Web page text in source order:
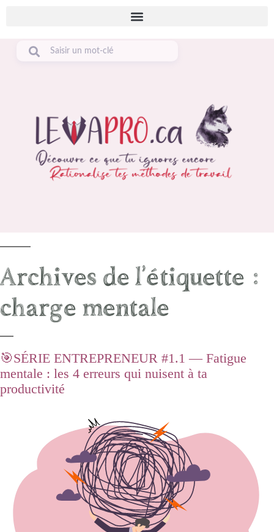
Archives de l’étiquette :
charge mentale
🎯SÉRIE ENTREPRENEUR #1.1 — Fatigue
mentale : les 4 erreurs qui nuisent à ta
productivité